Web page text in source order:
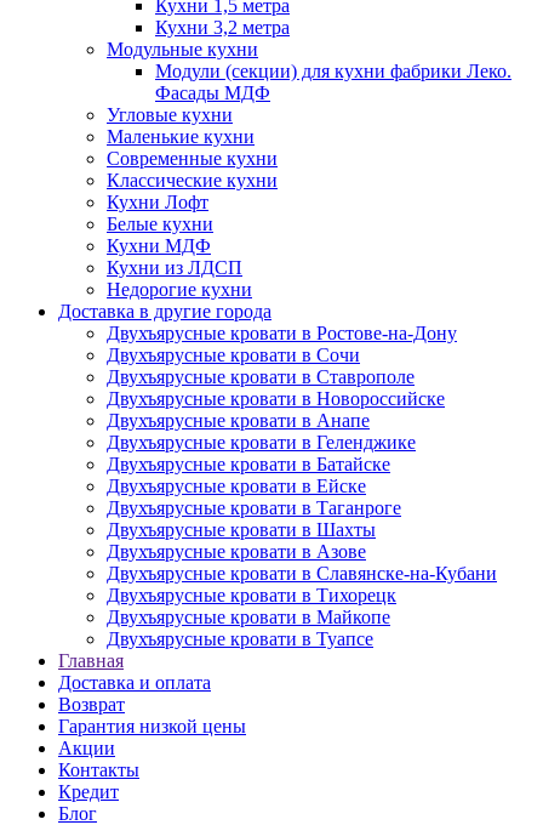
Кухни 1,5 метра
Кухни 3,2 метра
Модульные кухни
Модули (секции) для кухни фабрики Леко.
Фасады МДФ
Угловые кухни
Маленькие кухни
Современные кухни
Классические кухни
Кухни Лофт
Белые кухни
Кухни МДФ
Кухни из ЛДСП
Недорогие кухни
Доставка в другие города
Двухъярусные кровати в Ростове-на-Дону
Двухъярусные кровати в Сочи
Двухъярусные кровати в Ставрополе
Двухъярусные кровати в Новороссийске
Двухъярусные кровати в Анапе
Двухъярусные кровати в Геленджике
Двухъярусные кровати в Батайске
Двухъярусные кровати в Ейске
Двухъярусные кровати в Таганроге
Двухъярусные кровати в Шахты
Двухъярусные кровати в Азове
Двухъярусные кровати в Славянске-на-Кубани
Двухъярусные кровати в Тихорецк
Двухъярусные кровати в Майкопе
Двухъярусные кровати в Туапсе
Главная
Доставка и оплата
Возврат
Гарантия низкой цены
Акции
Контакты
Кредит
Блог